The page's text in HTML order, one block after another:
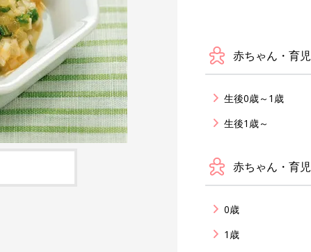
赤ちゃん・育児
生後0歳～1歳
生後1歳～
赤ちゃん・育児
0歳
1歳